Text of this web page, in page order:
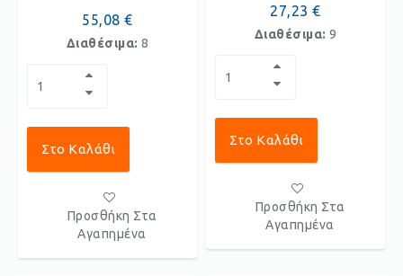
55,08 €
Διαθέσιμα: 8
Στο Καλάθι
Προσθήκη Στα
Αγαπημένα
27,23 €
Διαθέσιμα: 9
Στο Καλάθι
Προσθήκη Στα
Αγαπημένα